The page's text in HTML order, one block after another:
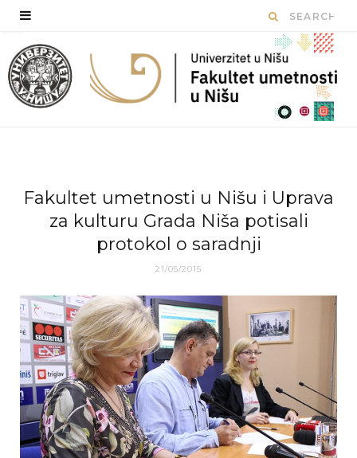
Fakultet umetnosti u Nišu i Uprava
za kulturu Grada Niša potisali
protokol o saradnji
21/05/2015